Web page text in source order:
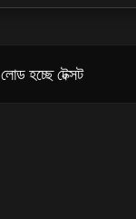
লোড হচ্ছে টেক্সট